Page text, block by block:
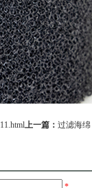
上一篇： 过滤海绵